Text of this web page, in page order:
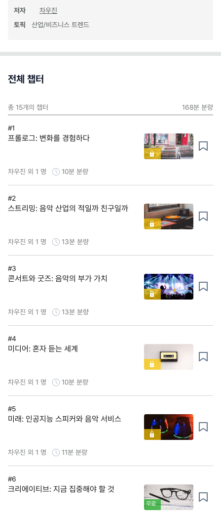
저자
차우진
토픽
산업/비즈니스 트렌드
전체 챕터
총 15개의 챕터 168분 분량
#1
프롤로그: 변화를 경험하다
차우진 외 1 명 10분 분량
#2
스트리밍: 음악 산업의 적일까 친구일까
차우진 외 1 명 13분 분량
#3
콘서트와 굿즈: 음악의 부가 가치
차우진 외 1 명 13분 분량
#4
미디어: 혼자 듣는 세계
차우진 외 1 명 10분 분량
#5
미래: 인공지능 스피커와 음악 서비스
차우진 외 1 명 11분 분량
#6
크리에이티브: 지금 집중해야 할 것
무료